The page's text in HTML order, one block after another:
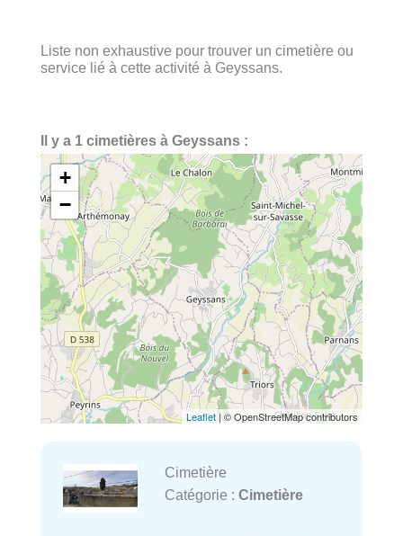
Liste non exhaustive pour trouver un cimetière ou
service lié à cette activité à Geyssans.
Il y a 1 cimetières à Geyssans :
+
−
Leaflet | © OpenStreetMap contributors
Cimetière
Catégorie : Cimetière